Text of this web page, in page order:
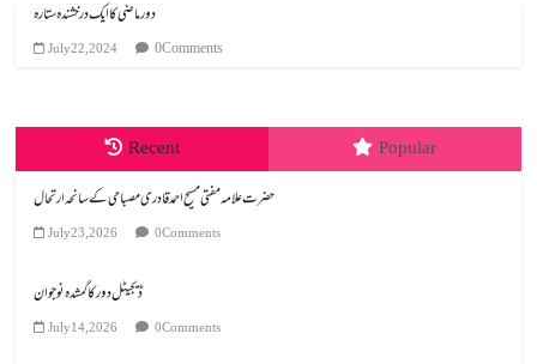
دور ماضی کا ایک درخشندہ ستارہ
July 22, 2024 0 Comments
Recent Popular
July 23, 2026 0 Comments
ڈیجیٹل دور کا گمشدہ نوجوان
July 14, 2026 0 Comments